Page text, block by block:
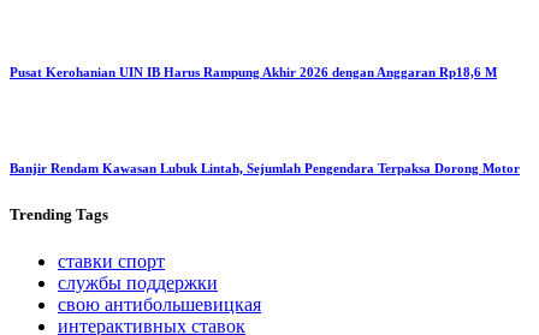
Pusat Kerohanian UIN IB Harus Rampung Akhir 2026 dengan Anggaran Rp18,6 M
Banjir Rendam Kawasan Lubuk Lintah, Sejumlah Pengendara Terpaksa Dorong Motor
Trending Tags
ставки спорт
службы поддержки
свою антибольшевицкая
интерактивных ставок